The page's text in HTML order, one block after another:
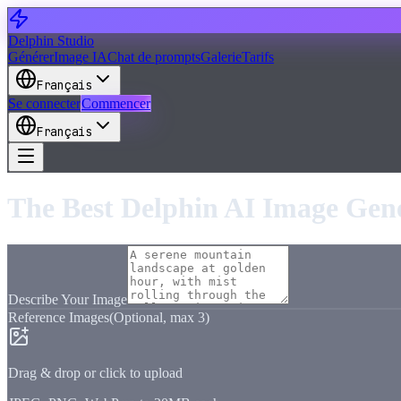
Delphin Studio
GénérerImage IAChat de promptsGalerieTarifs
Français
Se connecterCommencer
Français
The Best Delphin AI Image
Describe Your Image
Reference Images(Optional, max 3)
Drag & drop or click to upload